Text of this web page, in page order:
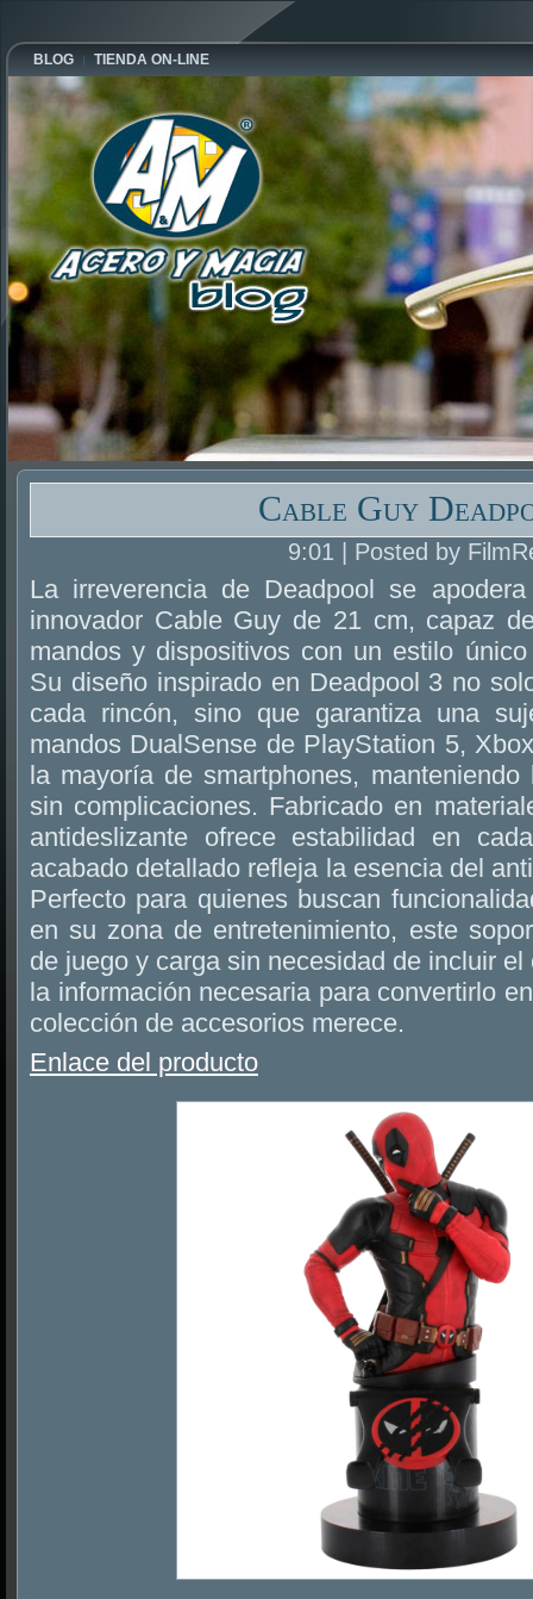
BLOG TIENDA ON-LINE
Cable Guy
9:01 | Posted by
La irreverencia de Deadpool se
innovador Cable Guy de 21 cm, capaz
mandos y dispositivos con un estilo
Su diseño inspirado en Deadpool 3 no
cada rincón, sino que garantiza una
mandos DualSense de PlayStation 5,
la mayoría de smartphones,
sin complicaciones. Fabricado en
antideslizante ofrece estabilidad en
acabado detallado refleja la esencia del
Perfecto para quienes buscan
en su zona de entretenimiento, este
de juego y carga sin necesidad de incluir
la información necesaria para convertirlo
colección de accesorios merece.
Enlace del producto